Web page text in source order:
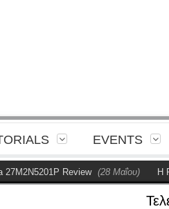
EVENTS
Review (28 Μαΐου) Η Philips